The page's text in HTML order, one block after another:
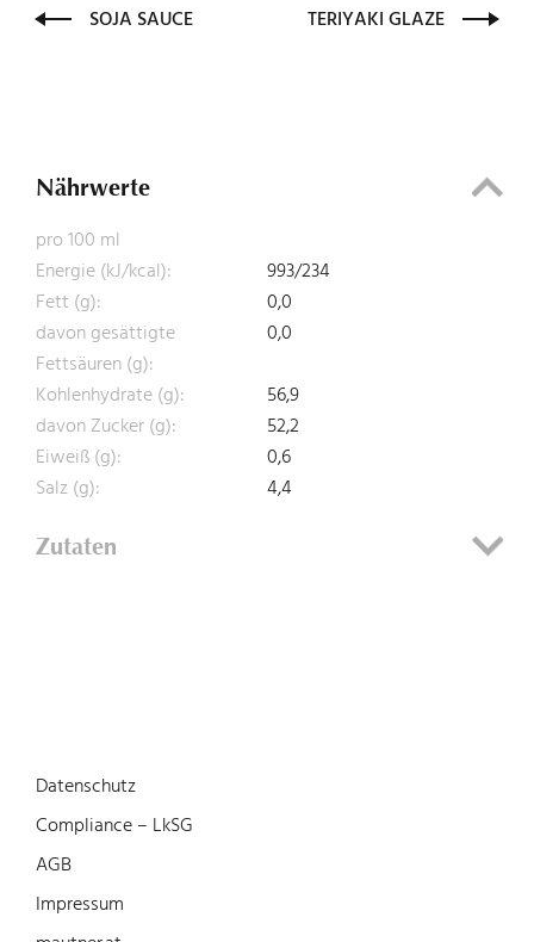
SOJA SAUCE TERIYAKI GLAZE
Nährwerte
pro 100 ml
Energie (kJ/kcal):
993/234
Fett (g):
0,0
davon gesättigte
Fettsäuren (g):
0,0
Kohlenhydrate (g):
56,9
davon Zucker (g):
52,2
Eiweiß (g):
0,6
Salz (g):
4,4
Zutaten
Datenschutz
Compliance – LkSG
AGB
Impressum